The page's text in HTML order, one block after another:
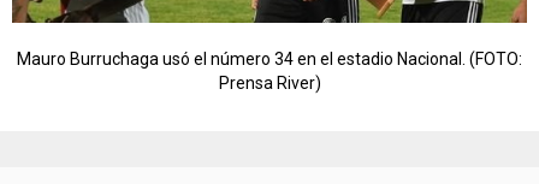
Mauro Burruchaga usó el número 34 en el estadio Nacional. (FOTO:
Prensa River)